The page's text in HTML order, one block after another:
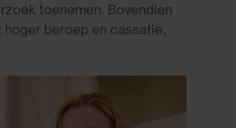
toenemen. Bovendien
beroep en cassatie,